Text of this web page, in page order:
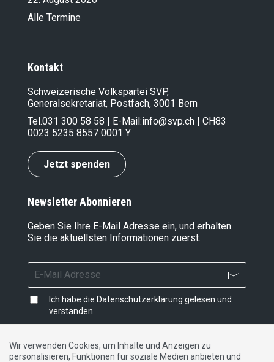
Alle Termine
Kontakt
Schweizerische Volkspartei SVP,
Generalsekretariat, Postfach, 3001 Bern
Tel.031 300 58 58 | E-Mail:info@svp.ch | CH83
0023 5235 8557 0001 Y
Jetzt spenden
Newsletter Abonnieren
Geben Sie Ihre E-Mail Adresse ein, und erhalten
Sie die aktuellsten Informationen zuerst.
Ich habe die Datenschutzerklärung gelesen und
verstanden.
Wir verwenden Cookies, um Inhalte und Anzeigen zu
personalisieren, Funktionen für soziale Medien anbieten und